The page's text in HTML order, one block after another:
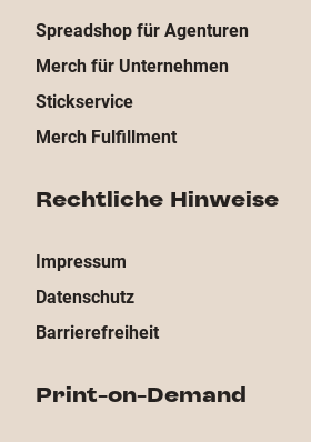
Spreadshop für Agenturen
Merch für Unternehmen
Stickservice
Merch Fulfillment
Rechtliche Hinweise
Impressum
Datenschutz
Barrierefreiheit
Print-on-Demand